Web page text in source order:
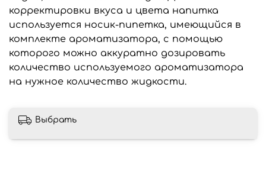
корректировки вкуса и цвета напитка
используется носик-пипетка, имеющийся в
комплекте ароматизатора, с помощью
которого можно аккуратно дозировать
количество используемого ароматизатора
на нужное количество жидкости.
Выбрать